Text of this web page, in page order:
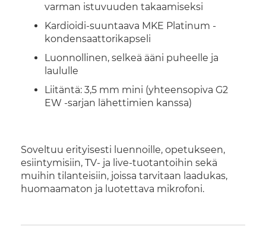
varman istuvuuden takaamiseksi
Kardioidi-suuntaava MKE Platinum -
kondensaattorikapseli
Luonnollinen, selkeä ääni puheelle ja
laululle
Liitäntä: 3,5 mm mini (yhteensopiva G2
EW -sarjan lähettimien kanssa)
Soveltuu erityisesti luennoille, opetukseen,
esiintymisiin, TV- ja live-tuotantoihin sekä
muihin tilanteisiin, joissa tarvitaan laadukas,
huomaamaton ja luotettava mikrofoni.